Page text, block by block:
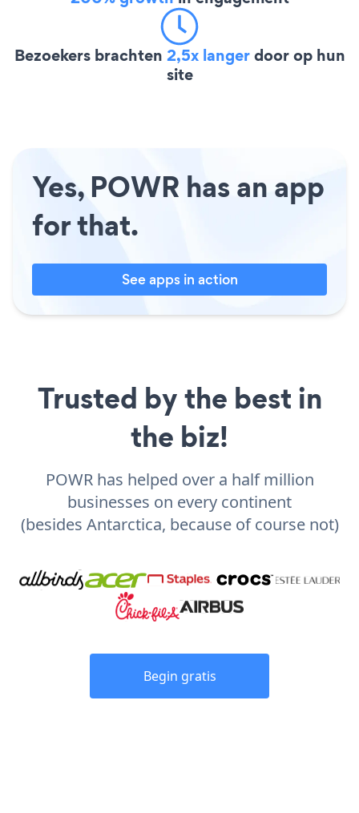
Bezoekers brachten 2,5x langerdoor op hun
site
Yes, POWR has an app
for that.
See apps in action
Trusted by the best in
the biz!
POWR has helped over a half million
businesses on every continent
(besides Antarctica, because of course not)
Begin gratis